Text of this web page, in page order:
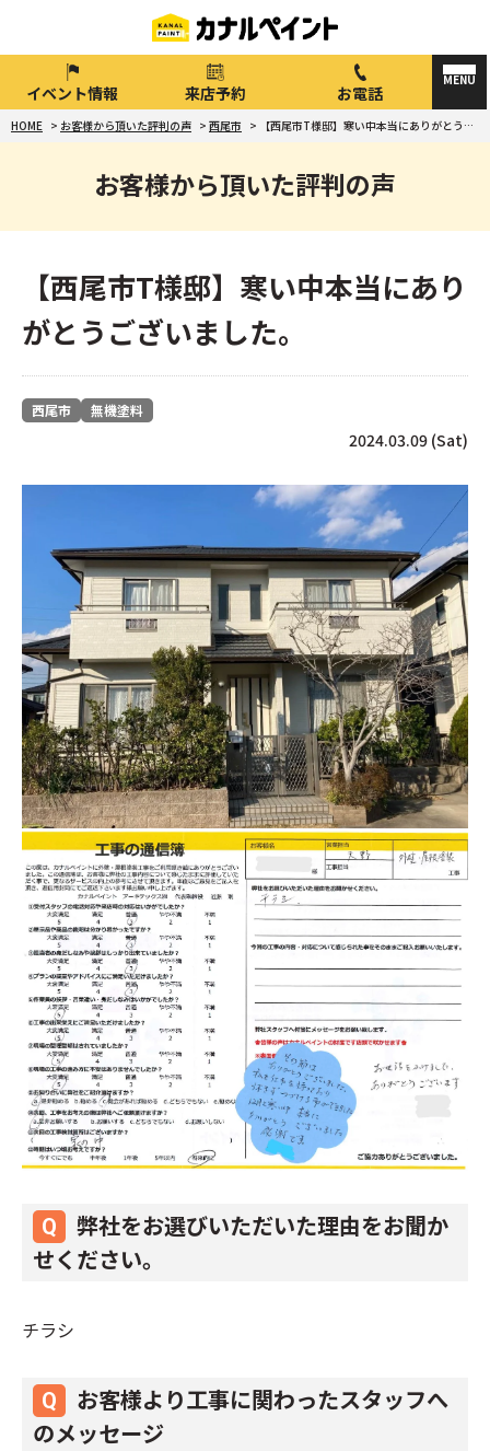
イベント情報 来店予約 お電話
HOME > お客様から頂いた評判の声 > 西尾市 > 【西尾市T様邸】寒い中本当にありがとうございました。
お客様から頂いた評判の声
【西尾市T様邸】寒い中本当にあり
がとうございました。
西尾市 無機塗料
2024.03.09 (Sat)
弊社をお選びいただいた理由をお聞か
せください。
チラシ
お客様より工事に関わったスタッフへ
のメッセージ